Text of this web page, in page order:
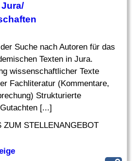
Suche nach Autoren für das
Texten in Jura.
wissenschaftlicher Texte
Fachliteratur (Kommentare,
Strukturierte
[...]
ZUM STELLENANGEBOT